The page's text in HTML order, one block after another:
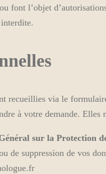
font l’objet
recueillies via le
à votre demande. Elles
sur la Protection
de suppression de vos